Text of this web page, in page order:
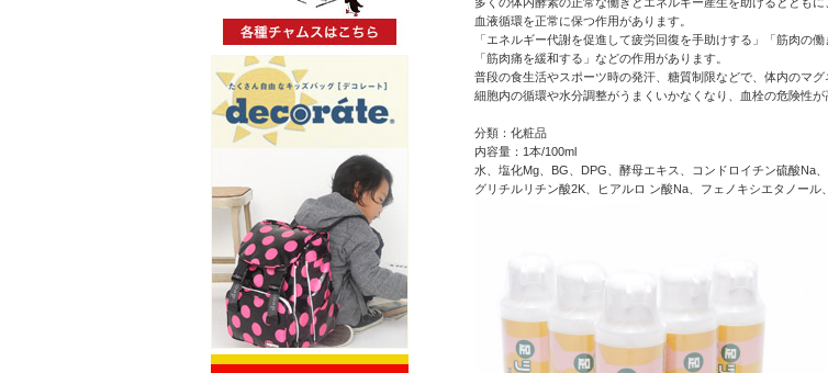
血液循環を正常に保つ作用があります。
「エネルギー代謝を促進して疲労回復を手助けする」「筋肉の働
「筋肉痛を緩和する」などの作用があります。
普段の食生活やスポーツ時の発汗、糖質制限などで、体内のマグ
細胞内の循環や水分調整がうまくいかなくなり、血栓の危険性が
分類：化粧品
内容量：1本/100ml
水、塩化Mg、BG、DPG、酵母エキス、コンドロイチン硫酸Na、
グリチルリチン酸2K、ヒアルロ ン酸Na、フェノキシエタノール